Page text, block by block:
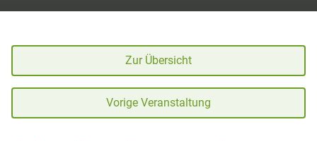
Zur Übersicht
Vorige Veranstaltung